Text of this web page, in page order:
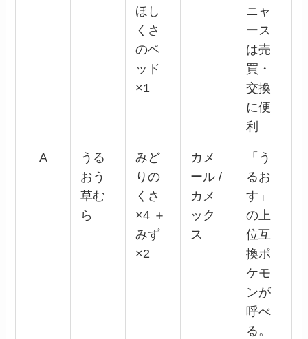
ほし
くさ
のベ
ッド
×1
ニャ
ース
は売
買・
交換
に便
利
A
うる
おう
草む
ら
みど
りの
くさ
×4 ＋
みず
×2
カメ
ール /
カメ
ック
ス
「う
るお
す」
の上
位互
換ポ
ケモ
ンが
呼べ
る。